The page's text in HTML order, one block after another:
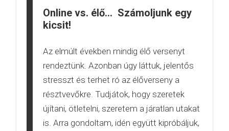
Online vs. élő... Számoljunk egy
kicsit!
Az elmúlt években mindig élő versenyt
rendeztünk. Azonban úgy láttuk, jelentős
stresszt és terhet ró az élőverseny a
résztvevőkre. Tudjátok, hogy szeretek
újítani, ötletelni, szeretem a járatlan utakat
is. Arra gondoltam, idén együtt kipróbáljuk,